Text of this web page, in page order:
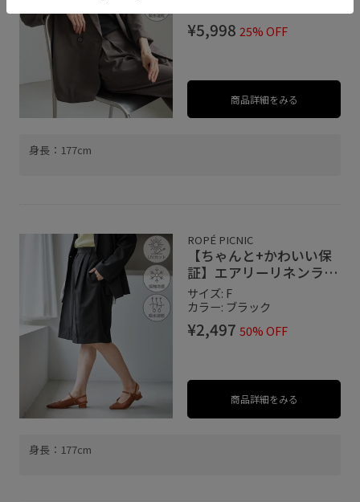
乾
¥5,998 25% OFF
商品詳細をみる
身長：177cm
ROPÉ PICNIC
【ちゃんと+かわいい保
証】エアリーリネンライ
ク タックハーフパン
ツ/UVカット・速乾
サイズ: F
カラー: ブラック
¥2,497 50% OFF
商品詳細をみる
身長：177cm